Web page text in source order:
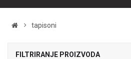
tapisoni
FILTRIRANJE PROIZVODA